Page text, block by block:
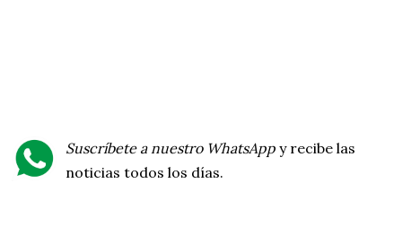
Suscríbete a nuestro WhatsApp y recibe las
noticias todos los días.